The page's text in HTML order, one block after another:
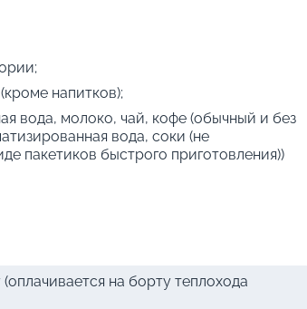
напитков);
вода, молоко, чай, кофе (обычный и без
вода, соки (не
пакетиков быстрого приготовления))
на борту теплохода